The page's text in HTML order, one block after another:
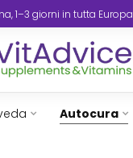
1–3 giorni in tutta Europa
Autocura